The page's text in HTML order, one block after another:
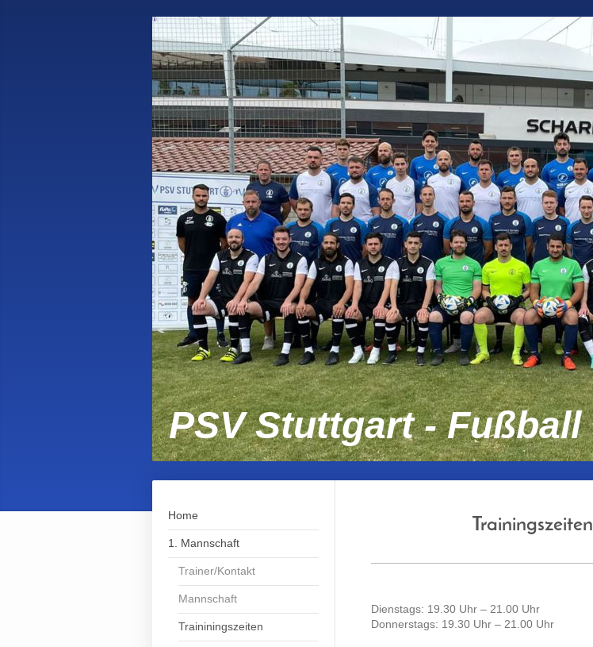
PSV Stuttgart - Fußball
Home
1. Mannschaft
Trainer/Kontakt
Mannschaft
Traininingszeiten
Trainingszeiten
Dienstags: 19.30 Uhr – 21.00 Uhr
Donnerstags: 19.30 Uhr – 21.00 Uhr